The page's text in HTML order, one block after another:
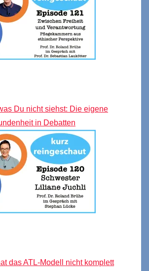
Du nicht siehst: Die eigene
in Debatten
das ATL-Modell nicht komplett